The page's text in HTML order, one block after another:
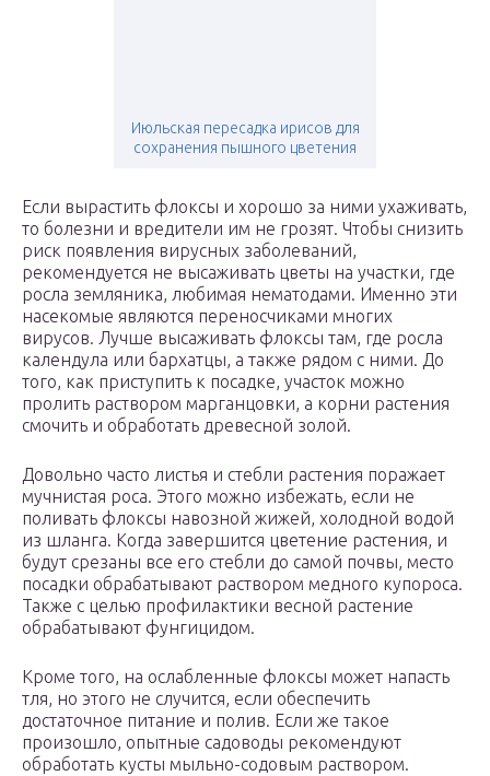
Июльская пересадка ирисов для
сохранения пышного цветения
Если вырастить флоксы и хорошо за ними ухаживать,
то болезни и вредители им не грозят. Чтобы снизить
риск появления вирусных заболеваний,
рекомендуется не высаживать цветы на участки, где
росла земляника, любимая нематодами. Именно эти
насекомые являются переносчиками многих
вирусов. Лучше высаживать флоксы там, где росла
календула или бархатцы, а также рядом с ними. До
того, как приступить к посадке, участок можно
пролить раствором марганцовки, а корни растения
смочить и обработать древесной золой.
Довольно часто листья и стебли растения поражает
мучнистая роса. Этого можно избежать, если не
поливать флоксы навозной жижей, холодной водой
из шланга. Когда завершится цветение растения, и
будут срезаны все его стебли до самой почвы, место
посадки обрабатывают раствором медного купороса.
Также с целью профилактики весной растение
обрабатывают фунгицидом.
Кроме того, на ослабленные флоксы может напасть
тля, но этого не случится, если обеспечить
достаточное питание и полив. Если же такое
произошло, опытные садоводы рекомендуют
обработать кусты мыльно-содовым раствором.